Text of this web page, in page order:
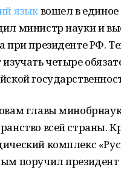
языквошел в единое
министр науки и
при президенте РФ.
изучать четыре
главы
всей страны.
комплекс
поручил